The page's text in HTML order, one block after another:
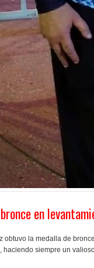
en
obtuvo la medalla de
haciendo siempre un